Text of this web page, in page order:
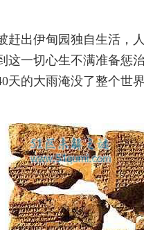
赶出伊甸园独自生活，
这一切心生不满准备惩
天的大雨淹没了整个世